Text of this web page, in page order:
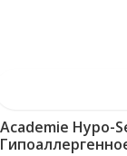
Academie Hypo-